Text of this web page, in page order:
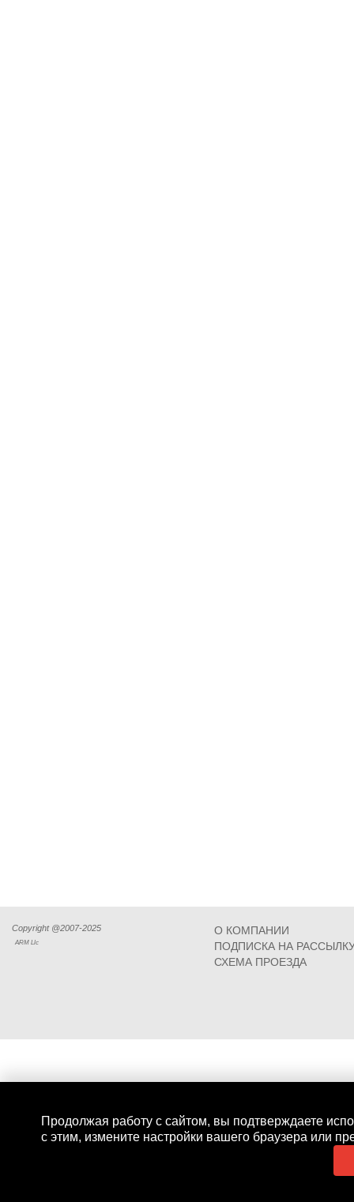
Продолжая работу с сайтом, вы подтверждаете
с этим, измените настройки вашего браузера или
Copyright @2007-2025
ARM Llc
О КОМПАНИИ
ПОДПИСКА НА
СХЕМА ПРОЕЗДА